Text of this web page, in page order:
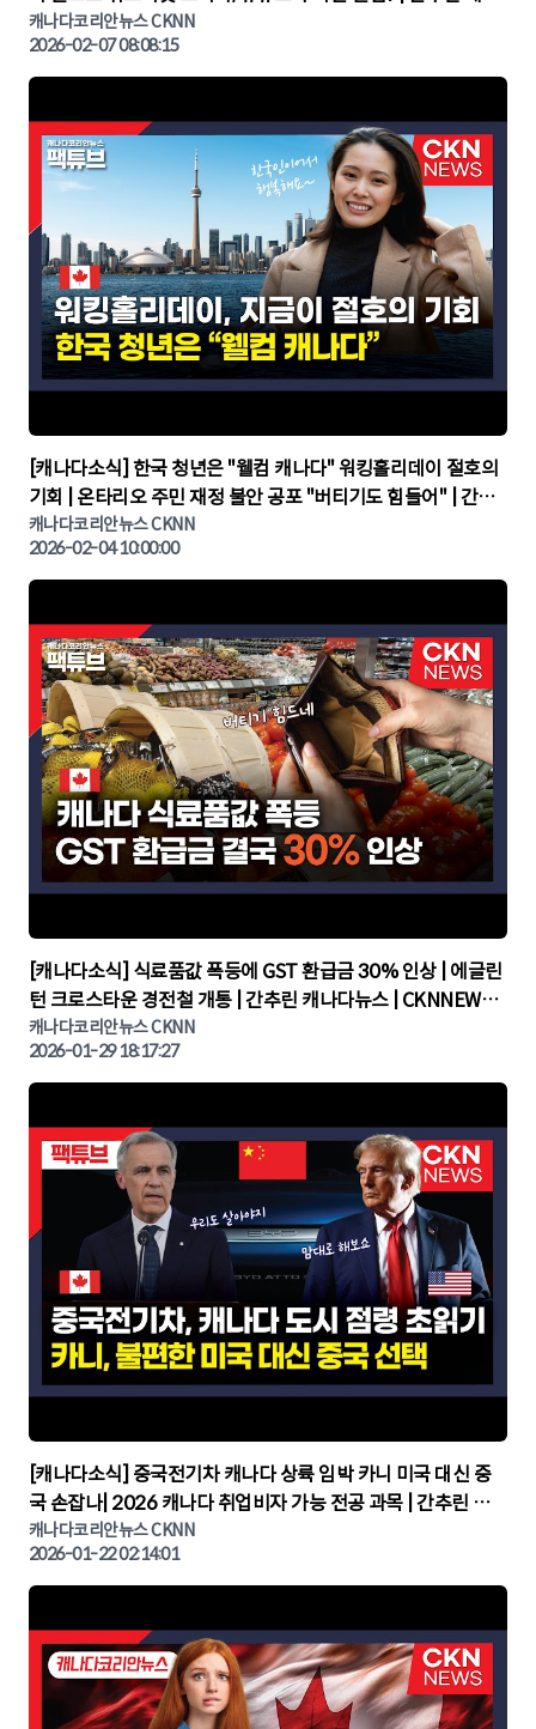
다뉴스 | CKNNEWS, 캐나다코리안뉴스
캐나다코리안뉴스 CKNN
2026-02-07 08:08:15
▶
[캐나다소식] 한국 청년은 "웰컴 캐나다" 워킹홀리데이 절호의
기회 | 온타리오 주민 재정 불안 공포 "버티기도 힘들어" | 간추
린 캐나다뉴스 | CKNNEWS, 캐나다코리안뉴스
캐나다코리안뉴스 CKNN
2026-02-04 10:00:00
▶
[캐나다소식] 식료품값 폭등에 GST 환급금 30% 인상 | 에글린
턴 크로스타운 경전철 개통 | 간추린 캐나다뉴스 | CKNNEWS,
캐나다코리안뉴스
캐나다코리안뉴스 CKNN
2026-01-29 18:17:27
▶
[캐나다소식] 중국전기차 캐나다 상륙 임박 카니 미국 대신 중
국 손잡나| 2026 캐나다 취업비자 가능 전공 과목 | 간추린 캐
나다뉴스 | CKNNEWS, 캐나다코리안뉴스
캐나다코리안뉴스 CKNN
2026-01-22 02:14:01